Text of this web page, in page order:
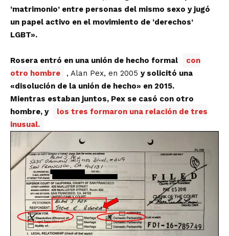
‘matrimonio’ ​​entre personas del mismo sexo y jugó
un papel activo en el movimiento de ‘derechos’
LGBT».
Rosera entró en una unión de hecho formal
con
otro hombre
, Alan Pex, en 2005 y solicitó una
«disolución de la unión de hecho» en 2015.
Mientras estaban juntos, Pex se casó con otro
hombre, y
los tres formaron una relación de tres
inusual.